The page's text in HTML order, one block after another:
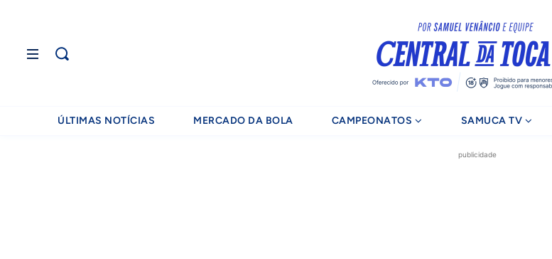
ÚLTIMAS NOTÍCIAS MERCADO DA BOLA CAMPEONATOS SAMUCA TV
publicidade